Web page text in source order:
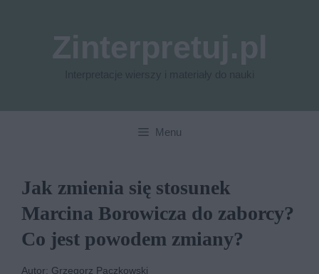
Menu
Jak zmienia się stosunek
Marcina Borowicza do zaborcy?
Co jest powodem zmiany?
Autor: Grzegorz Paczkowski